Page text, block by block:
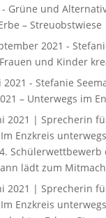
- Grüne und
– Streuobstwiese
2021 -
und Kinder
- Stefanie
– Unterwegs im
2021 | Sprecherin
Enzkreis
Schülerwettbewerb
lädt zum
2021 | Sprecherin
Enzkreis